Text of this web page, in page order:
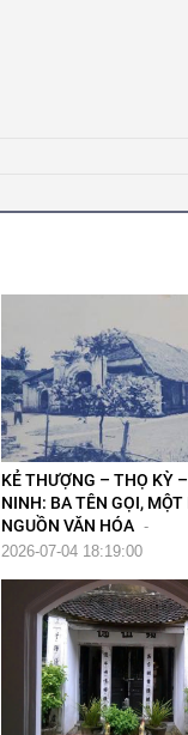
KẺ THƯỢNG – THỌ KỲ
NINH: BA TÊN GỌI, MỘT
NGUỒN VĂN HÓA -
2026-07-04 18:19:00